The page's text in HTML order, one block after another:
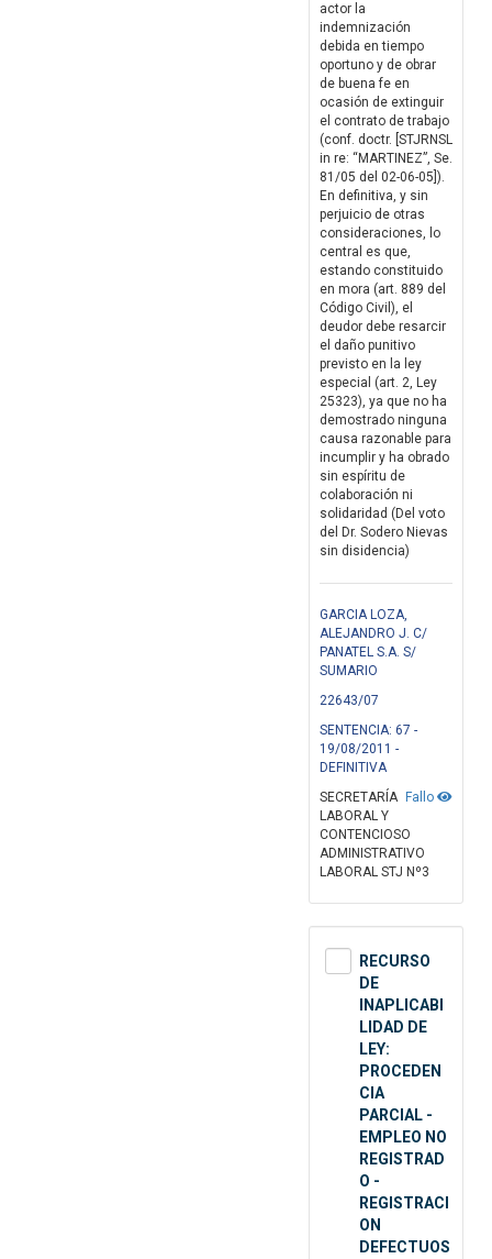
actor la
indemnización
debida en tiempo
oportuno y de obrar
de buena fe en
ocasión de extinguir
el contrato de trabajo
(conf. doctr. [STJRNSL
in re: “MARTINEZ”, Se.
81/05 del 02-06-05]).
En definitiva, y sin
perjuicio de otras
consideraciones, lo
central es que,
estando constituido
en mora (art. 889 del
Código Civil), el
deudor debe resarcir
el daño punitivo
previsto en la ley
especial (art. 2, Ley
25323), ya que no ha
demostrado ninguna
causa razonable para
incumplir y ha obrado
sin espíritu de
colaboración ni
solidaridad (Del voto
del Dr. Sodero Nievas
sin disidencia)
GARCIA LOZA,
ALEJANDRO J. C/
PANATEL S.A. S/
SUMARIO
22643/07
SENTENCIA: 67 -
19/08/2011 -
DEFINITIVA
Fallo
SECRETARÍA
LABORAL Y
CONTENCIOSO
ADMINISTRATIVO
LABORAL STJ Nº3
RECURSO
DE
INAPLICABI
LIDAD DE
LEY:
PROCEDEN
CIA
PARCIAL -
EMPLEO NO
REGISTRAD
O -
REGISTRACI
ON
DEFECTUOS